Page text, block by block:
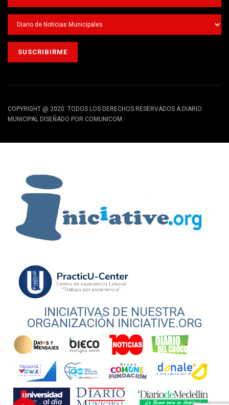
COPYRIGHT @ 2020. TODOS LOS DERECHOS RESERVADOS A DIARIO
MUNICIPAL DISEÑADO POR COMUNICOM
INICIATIVAS DE NUESTRA
ORGANIZACIÓN INICIATIVE.ORG